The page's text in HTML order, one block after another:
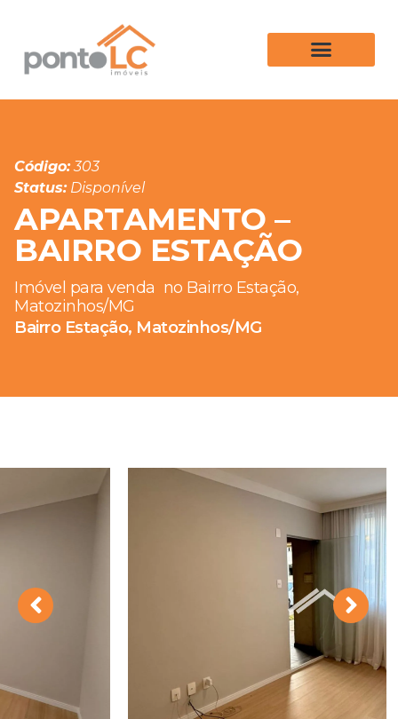
Código:303
Status:Disponível
APARTAMENTO –
BAIRRO ESTAÇÃO
Imóvel para venda no Bairro Estação,
Matozinhos/MG
Bairro Estação, Matozinhos/MG